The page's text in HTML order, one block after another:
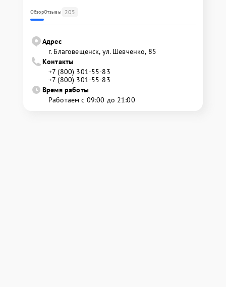
ОбзорОтзывы 205
Адрес
г. Благовещенск, ул. Шевченко, 85
Контакты
+7 (800) 301-55-83
+7 (800) 301-55-83
Время работы
Работаем с 09:00 до 21:00